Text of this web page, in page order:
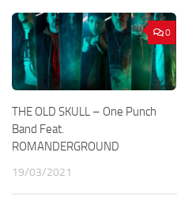
0
THE OLD SKULL – One Punch
Band Feat.
ROMANDERGROUND
19/03/2021